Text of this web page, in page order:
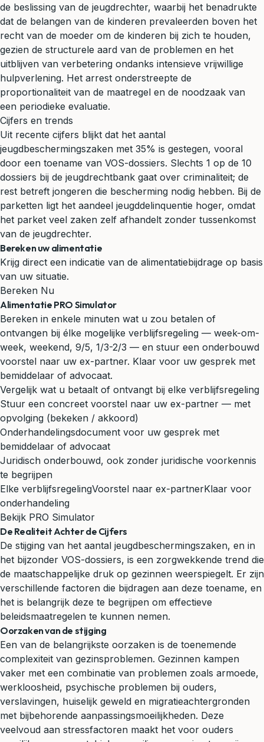
de beslissing van de jeugdrechter, waarbij het benadrukte
dat de belangen van de kinderen prevaleerden boven het
recht van de moeder om de kinderen bij zich te houden,
gezien de structurele aard van de problemen en het
uitblijven van verbetering ondanks intensieve vrijwillige
hulpverlening. Het arrest onderstreepte de
proportionaliteit van de maatregel en de noodzaak van
een periodieke evaluatie.
Cijfers en trends
Uit recente cijfers blijkt dat het aantal
jeugdbeschermingszaken met 35% is gestegen, vooral
door een toename van VOS-dossiers. Slechts 1 op de 10
dossiers bij de jeugdrechtbank gaat over criminaliteit; de
rest betreft jongeren die bescherming nodig hebben. Bij de
parketten ligt het aandeel jeugddelinquentie hoger, omdat
het parket veel zaken zelf afhandelt zonder tussenkomst
van de jeugdrechter.
Bereken uw alimentatie
Krijg direct een indicatie van de alimentatiebijdrage op basis
van uw situatie.
Bereken Nu
Alimentatie PRO Simulator
Bereken in enkele minuten wat u zou betalen of
ontvangen bij élke mogelijke verblijfsregeling — week-om-
week, weekend, 9/5, 1/3-2/3 — en stuur een onderbouwd
voorstel naar uw ex-partner. Klaar voor uw gesprek met
bemiddelaar of advocaat.
Vergelijk wat u betaalt of ontvangt bij elke verblijfsregeling
Stuur een concreet voorstel naar uw ex-partner — met
opvolging (bekeken / akkoord)
Onderhandelingsdocument voor uw gesprek met
bemiddelaar of advocaat
Juridisch onderbouwd, ook zonder juridische voorkennis
te begrijpen
Elke verblijfsregelingVoorstel naar ex-partnerKlaar voor
onderhandeling
Bekijk PRO Simulator
De Realiteit Achter de Cijfers
De stijging van het aantal jeugdbeschermingszaken, en in
het bijzonder VOS-dossiers, is een zorgwekkende trend die
de maatschappelijke druk op gezinnen weerspiegelt. Er zijn
verschillende factoren die bijdragen aan deze toename, en
het is belangrijk deze te begrijpen om effectieve
beleidsmaatregelen te kunnen nemen.
Oorzaken van de stijging
Een van de belangrijkste oorzaken is de toenemende
complexiteit van gezinsproblemen. Gezinnen kampen
vaker met een combinatie van problemen zoals armoede,
werkloosheid, psychische problemen bij ouders,
verslavingen, huiselijk geweld en migratieachtergronden
met bijbehorende aanpassingsmoeilijkheden. Deze
veelvoud aan stressfactoren maakt het voor ouders